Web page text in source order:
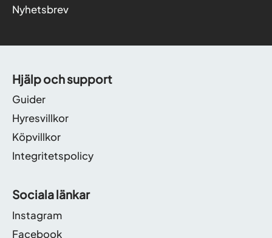
Nyhetsbrev
Hjälp och support
Guider
Hyresvillkor
Köpvillkor
Integritetspolicy
Sociala länkar
Instagram
Facebook